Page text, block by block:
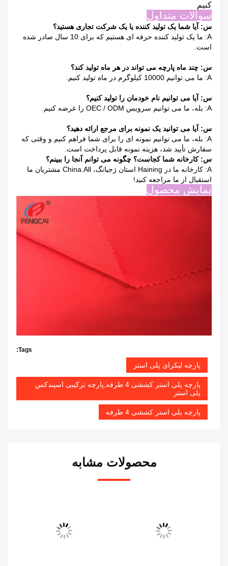
کنیم
سوالات متداول
س: آیا شما یک تولید کننده یا یک شرکت تجاری هستید؟
A: ما یک تولید کننده حرفه ای هستیم که برای 10 سال صادر شده
است.
س: چند ماه پارچه می تواند در هر ماه تولید کند؟
A: ما می توانیم 10000 کیلوگرم در ماه تولید کنیم.
س: آیا می توانیم نام خودمان را تولید کنیم؟
A: بله، ما می توانیم سرویس OEC / ODM را عرضه کنیم.
س: آیا می توانید یک نمونه برای مرجع ارائه دهید؟
A: بله، ما می توانیم نمونه ای را برای شما فراهم کنیم و وقتی که
سفارش تأیید شد، هزینه نمونه قابل پرداخت است.
س: کارخانه شما کجاست؟ چگونه می توانم آنجا را ببینم؟
A: کارخانه ما در Haining استان ژجیانگ، China.All مشتریان ما
استقبال از ما مراجعه کنید!
نمایش محصول
Tags:
پارچه لیکرای پلی استر
پارچه پلی استر کششی 4 طرفه,پارچه ترکیبی اسپندکس
پلی استر
پارچه پلی استر کششی 4 طرفه
محصولات مشابه